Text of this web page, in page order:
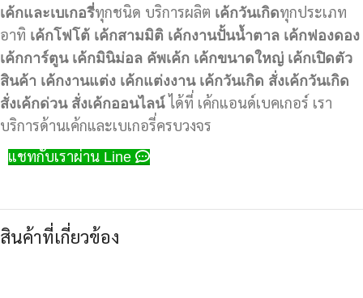
เค้กและเบเกอรี่ทุกชนิด บริการผลิต เค้กวันเกิดทุกประเภท
อาทิ เค้กโฟโต้ เค้กสามมิติ เค้กงานปั้นน้ำตาล เค้กฟองดอง
เค้กการ์ตูน เค้กมินิม่อล คัพเค้ก เค้กขนาดใหญ่ เค้กเปิดตัว
สินค้า เค้กงานแต่ง เค้กแต่งงาน เค้กวันเกิด สั่งเค้กวันเกิด
สั่งเค้กด่วน สั่งเค้กออนไลน์ได้ที่ เค้กแอนด์เบคเกอร์ เรา
บริการด้านเค้กและเบเกอรี่ครบวงจร
แชทกับเราผ่าน Line
สินค้าที่เกี่ยวข้อง